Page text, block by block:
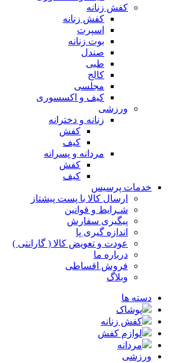
کفش زنانه
کفش زنانه
اسپرت
بوت زنانه
مجلسی
کیف و اکسسوری
ورزشی
زنانه و دخترانه
مردانه و پسرانه
پرسیس
ارسال کالا با پست پیشتاز
شـرایط و قوانین
پیگیری سفارش
اندازه گیری پا
عودت و تعویض کالا ( گارانتی )
درباره ما
فروش اقساطی
ها
پوشاک
کفش زنانه
لوازم کفش
مردانه